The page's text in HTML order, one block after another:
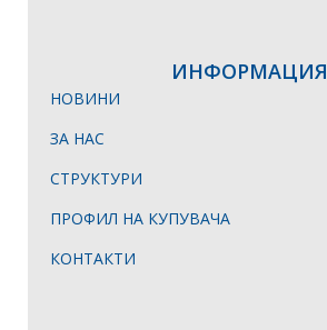
ИНФОРМАЦИЯ
НОВИНИ
ЗА НАС
СТРУКТУРИ
ПРОФИЛ НА КУПУВАЧА
КОНТАКТИ